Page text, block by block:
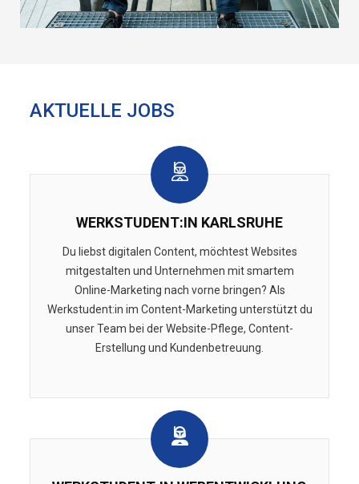
AKTUELLE JOBS
WERKSTUDENT:IN KARLSRUHE
Du liebst digitalen Content, möchtest Websites
mitgestalten und Unternehmen mit smartem
Online-Marketing nach vorne bringen? Als
Werkstudent:in im Content-Marketing unterstützt du
unser Team bei der Website-Pflege, Content-
Erstellung und Kundenbetreuung.